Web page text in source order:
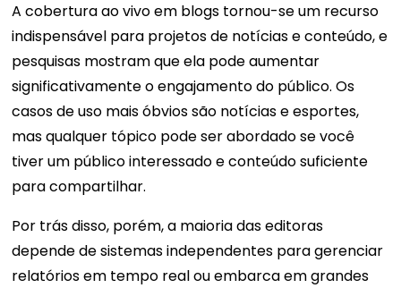
A cobertura ao vivo em blogs tornou-se um recurso
indispensável para projetos de notícias e conteúdo, e
pesquisas mostram que ela pode aumentar
significativamente o engajamento do público. Os
casos de uso mais óbvios são notícias e esportes,
mas qualquer tópico pode ser abordado se você
tiver um público interessado e conteúdo suficiente
para compartilhar.
Por trás disso, porém, a maioria das editoras
depende de sistemas independentes para gerenciar
relatórios em tempo real ou embarca em grandes